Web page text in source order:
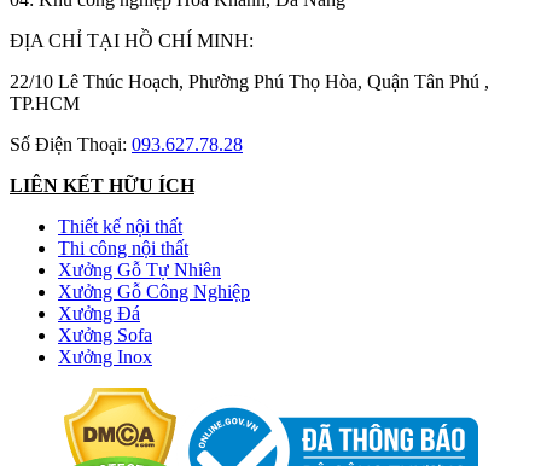
ĐỊA CHỈ TẠI HỒ CHÍ MINH:
22/10 Lê Thúc Hoạch, Phường Phú Thọ Hòa, Quận Tân Phú ,
TP.HCM
Số Điện Thoại: 093.627.78.28
LIÊN KẾT HỮU ÍCH
Thiết kế nội thất
Thi công nội thất
Xưởng Gỗ Tự Nhiên
Xưởng Gỗ Công Nghiệp
Xưởng Đá
Xưởng Sofa
Xưởng Inox